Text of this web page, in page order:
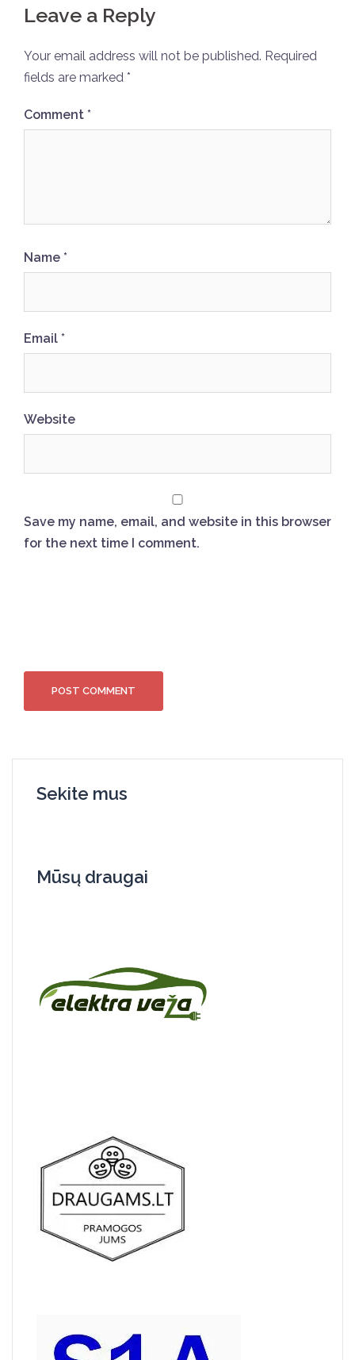
Leave a Reply
Your email address will not be published. Required
fields are marked *
Comment *
Name *
Email *
Website
Save my name, email, and website in this browser
for the next time I comment.
Sekite mus
Mūsų draugai